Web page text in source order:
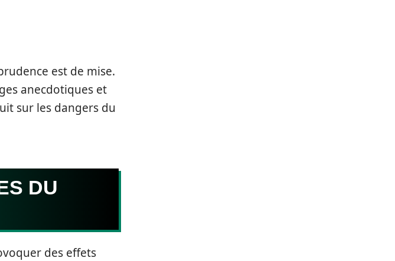
est de mise.
anecdotiques et
sur les dangers du
DU
des effets